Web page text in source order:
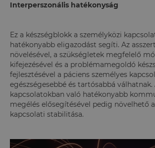
Interperszonális hatékonyság
Ez a készségblokk a személyközi
hatékonyabb eligazodást segíti. Az
növelésével, a szükségletek megfelelő
kifejezésével és a problémamegoldó
fejlesztésével a páciens személyes
egészségesebbé és tartósabbá válhatnak.
kapcsolatokban való hatékonyabb
megélés elősegítésével pedig növelhető
kapcsolati stabilitása.